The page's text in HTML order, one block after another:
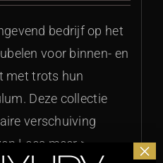
bedrijf op het
voor binnen- en
met trots hun
Deze collectie
verschuiving
Lees meer >